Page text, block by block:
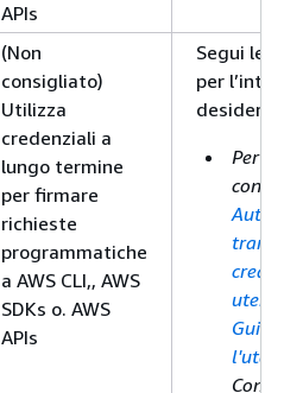
APIs
(Non
consigliato)
Utilizza
credenziali a
lungo termine
per firmare
richieste
programmatiche
a AWS CLI,, AWS
SDKs o. AWS
APIs
Segui le
per
desideri
Per la